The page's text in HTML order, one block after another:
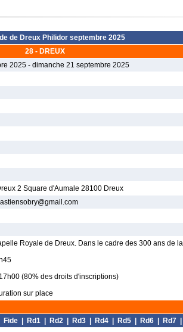
de Dreux Philidor septembre 2025
28 - DREUX
2025 - dimanche 21 septembre 2025
2 Square d'Aumale 28100 Dreux
Royale de Dreux. Dans le cadre des 300 ans de
(80% des droits d'inscriptions)
sur place
Fide Rd1 Rd2 Rd3 Rd4 Rd5 Rd6 Rd7